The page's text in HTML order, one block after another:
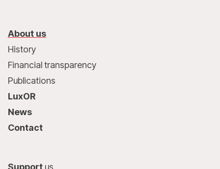
About us
History
Financial transparency
Publications
LuxOR
News
Contact
Support us